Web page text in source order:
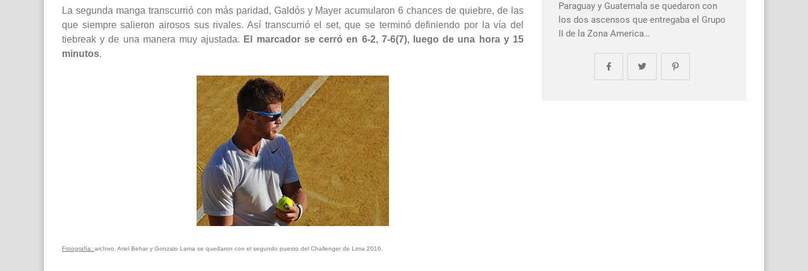
La segunda manga transcurrió con más paridad, Galdós y Mayer acumularon 6 chances de quiebre, de las
que siempre salieron airosos sus rivales. Así transcurrió el set, que se terminó definiendo por la vía del
tiebreak y de una manera muy ajustada. El marcador se cerró en 6-2, 7-6(7), luego de una hora y 15
minutos.
Fotografía: archivo. Ariel Behar y Gonzalo Lama se quedaron con el segundo puesto del Challenger de Lima 2016.
Paraguay y Guatemala se quedaron con
los dos ascensos que entregaba el Grupo
II de la Zona America…